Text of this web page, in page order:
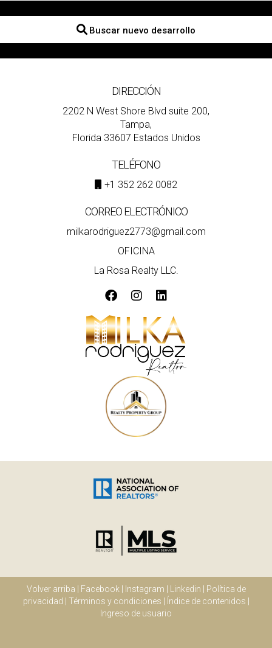
Buscar nuevo desarrollo
DIRECCIÓN
2202 N West Shore Blvd suite 200,
Tampa,
Florida 33607 Estados Unidos
TELÉFONO
+1 352 262 0082
CORREO ELECTRÓNICO
milkarodriguez2773@gmail.com
OFICINA
La Rosa Realty LLC.
Volver arriba Facebook Instagram Linkedin
Política de
privacidad
Términos y condiciones Índice de contenidos
Ingreso de usuario